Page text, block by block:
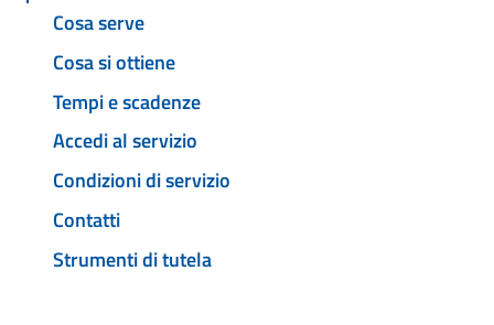
Cosa serve
Cosa si ottiene
Tempi e scadenze
Accedi al servizio
Condizioni di servizio
Contatti
Strumenti di tutela